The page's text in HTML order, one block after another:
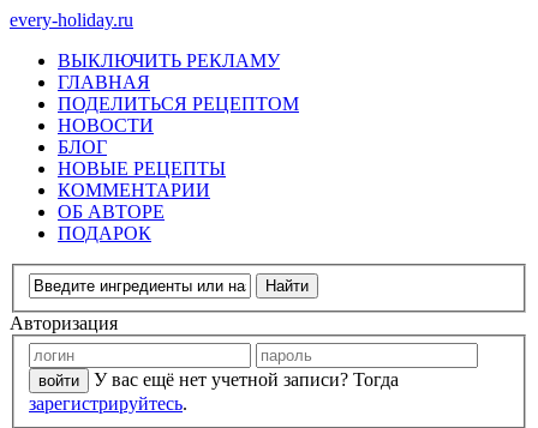
every-holiday.ru
ВЫКЛЮЧИТЬ РЕКЛАМУ
ГЛАВНАЯ
ПОДЕЛИТЬСЯ РЕЦЕПТОМ
НОВОСТИ
БЛОГ
НОВЫЕ РЕЦЕПТЫ
КОММЕНТАРИИ
ОБ АВТОРЕ
ПОДАРОК
Авторизация
У вас ещё нет учетной записи? Тогда
зарегистрируйтесь.